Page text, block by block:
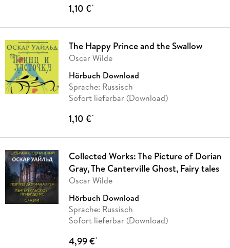
1,10 €*
The Happy Prince and the Swallow
Oscar Wilde
Hörbuch Download
Sprache: Russisch
Sofort lieferbar (Download)
1,10 €*
Collected Works: The Picture of Dorian
Gray, The Canterville Ghost, Fairy tales
Oscar Wilde
Hörbuch Download
Sprache: Russisch
Sofort lieferbar (Download)
4,99 €*